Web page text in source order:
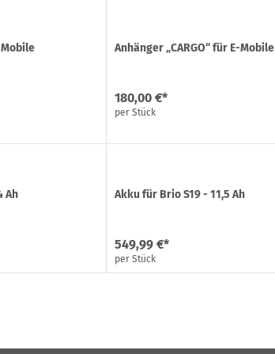
Mobile Anhänger „CARGO“ für E-Mobile
180,00 €*
per Stück
Ah Akku für Brio S19 - 11,5 Ah
549,99 €*
per Stück